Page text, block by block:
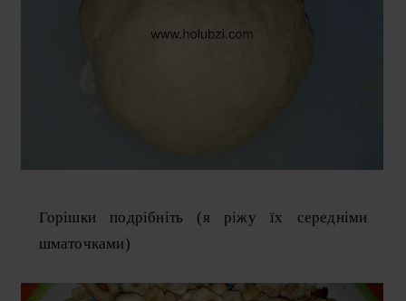
Горішки подрібніть (я ріжу їх середніми
шматочками)